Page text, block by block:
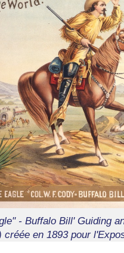
- Buffalo Bill' Guiding
créée en 1893 pour